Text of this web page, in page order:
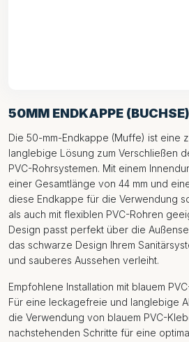
50MM ENDKAPPE (BUCHSE)
Die 50-mm-Endkappe (Muffe) ist eine
langlebige Lösung zum Verschließen
PVC-Rohrsystemen. Mit einem
einer Gesamtlänge von 44 mm und
diese Endkappe für die Verwendung
als auch mit flexiblen PVC-Rohren
Design passt perfekt über die
das schwarze Design Ihrem
und sauberes Aussehen verleiht.
Empfohlene Installation mit blauem
Für eine leckagefreie und langlebige
die Verwendung von blauem PVC-
nachstehenden Schritte für eine